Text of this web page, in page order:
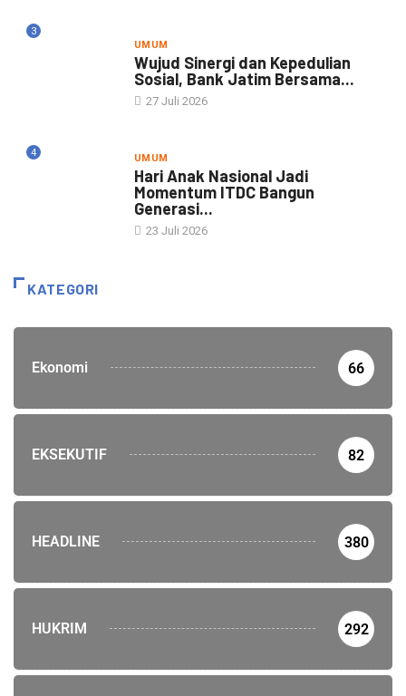
3
UMUM
Wujud Sinergi dan Kepedulian
Sosial, Bank Jatim Bersama...
27 Juli 2026
4 UMUM
Hari Anak Nasional Jadi
Momentum ITDC Bangun
Generasi...
23 Juli 2026
KATEGORI
Ekonomi 66
EKSEKUTIF 82
HEADLINE 380
HUKRIM 292